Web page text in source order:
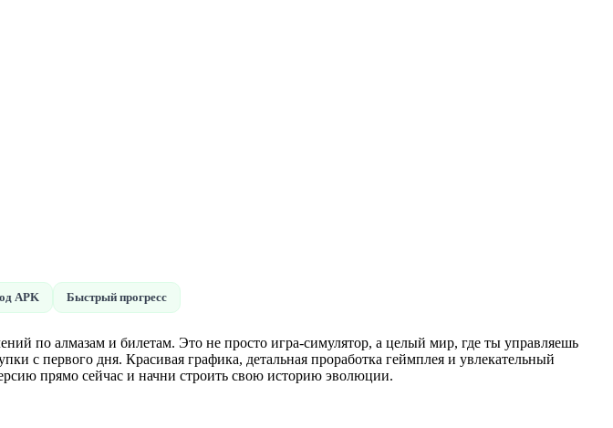
APK Быстрый прогресс
по алмазам и билетам. Это не просто игра-симулятор, а целый мир, где ты управляешь
с первого дня. Красивая графика, детальная проработка геймплея и увлекательный
прямо сейчас и начни строить свою историю эволюции.